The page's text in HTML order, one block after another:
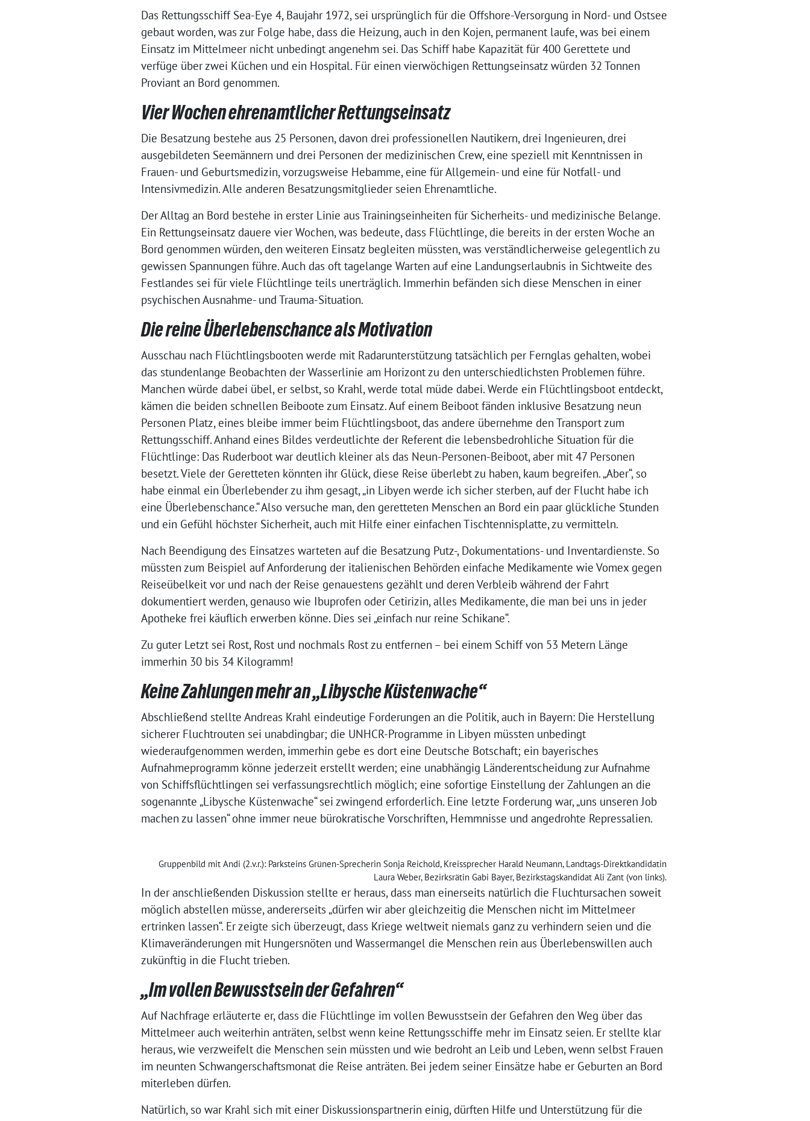
Das Rettungsschiff Sea-Eye 4, Baujahr 1972, sei ursprünglich für die Offshore-Versorgung in Nord- und Ostsee
gebaut worden, was zur Folge habe, dass die Heizung, auch in den Kojen, permanent laufe, was bei einem
Einsatz im Mittelmeer nicht unbedingt angenehm sei. Das Schiff habe Kapazität für 400 Gerettete und
verfüge über zwei Küchen und ein Hospital. Für einen vierwöchigen Rettungseinsatz würden 32 Tonnen
Proviant an Bord genommen.
Vier Wochen ehrenamtlicher Rettungseinsatz
Die Besatzung bestehe aus 25 Personen, davon drei professionellen Nautikern, drei Ingenieuren, drei
ausgebildeten Seemännern und drei Personen der medizinischen Crew, eine speziell mit Kenntnissen in
Frauen- und Geburtsmedizin, vorzugsweise Hebamme, eine für Allgemein- und eine für Notfall- und
Intensivmedizin. Alle anderen Besatzungsmitglieder seien Ehrenamtliche.
Der Alltag an Bord bestehe in erster Linie aus Trainingseinheiten für Sicherheits- und medizinische Belange.
Ein Rettungseinsatz dauere vier Wochen, was bedeute, dass Flüchtlinge, die bereits in der ersten Woche an
Bord genommen würden, den weiteren Einsatz begleiten müssten, was verständlicherweise gelegentlich zu
gewissen Spannungen führe. Auch das oft tagelange Warten auf eine Landungserlaubnis in Sichtweite des
Festlandes sei für viele Flüchtlinge teils unerträglich. Immerhin befänden sich diese Menschen in einer
psychischen Ausnahme- und Trauma-Situation.
Die reine Überlebenschance als Motivation
Ausschau nach Flüchtlingsbooten werde mit Radarunterstützung tatsächlich per Fernglas gehalten, wobei
das stundenlange Beobachten der Wasserlinie am Horizont zu den unterschiedlichsten Problemen führe.
Manchen würde dabei übel, er selbst, so Krahl, werde total müde dabei. Werde ein Flüchtlingsboot entdeckt,
kämen die beiden schnellen Beiboote zum Einsatz. Auf einem Beiboot fänden inklusive Besatzung neun
Personen Platz, eines bleibe immer beim Flüchtlingsboot, das andere übernehme den Transport zum
Rettungsschiff. Anhand eines Bildes verdeutlichte der Referent die lebensbedrohliche Situation für die
Flüchtlinge: Das Ruderboot war deutlich kleiner als das Neun-Personen-Beiboot, aber mit 47 Personen
besetzt. Viele der Geretteten könnten ihr Glück, diese Reise überlebt zu haben, kaum begreifen. „Aber“, so
habe einmal ein Überlebender zu ihm gesagt, „in Libyen werde ich sicher sterben, auf der Flucht habe ich
eine Überlebenschance.“ Also versuche man, den geretteten Menschen an Bord ein paar glückliche Stunden
und ein Gefühl höchster Sicherheit, auch mit Hilfe einer einfachen Tischtennisplatte, zu vermitteln.
Nach Beendigung des Einsatzes warteten auf die Besatzung Putz-, Dokumentations- und Inventardienste. So
müssten zum Beispiel auf Anforderung der italienischen Behörden einfache Medikamente wie Vomex gegen
Reiseübelkeit vor und nach der Reise genauestens gezählt und deren Verbleib während der Fahrt
dokumentiert werden, genauso wie Ibuprofen oder Cetirizin, alles Medikamente, die man bei uns in jeder
Apotheke frei käuflich erwerben könne. Dies sei „einfach nur reine Schikane“.
Zu guter Letzt sei Rost, Rost und nochmals Rost zu entfernen – bei einem Schiff von 53 Metern Länge
immerhin 30 bis 34 Kilogramm!
Keine Zahlungen mehr an „Libysche Küstenwache“
Abschließend stellte Andreas Krahl eindeutige Forderungen an die Politik, auch in Bayern: Die Herstellung
sicherer Fluchtrouten sei unabdingbar; die UNHCR-Programme in Libyen müssten unbedingt
wiederaufgenommen werden, immerhin gebe es dort eine Deutsche Botschaft; ein bayerisches
Aufnahmeprogramm könne jederzeit erstellt werden; eine unabhängig Länderentscheidung zur Aufnahme
von Schiffsflüchtlingen sei verfassungsrechtlich möglich; eine sofortige Einstellung der Zahlungen an die
sogenannte „Libysche Küstenwache“ sei zwingend erforderlich. Eine letzte Forderung war, „uns unseren Job
machen zu lassen“ ohne immer neue bürokratische Vorschriften, Hemmnisse und angedrohte Repressalien.
Gruppenbild mit Andi (2.v.r.): Parksteins Grünen-Sprecherin Sonja Reichold, Kreissprecher Harald Neumann, Landtags-Direktkandidatin
Laura Weber, Bezirksrätin Gabi Bayer, Bezirkstagskandidat Ali Zant (von links).
In der anschließenden Diskussion stellte er heraus, dass man einerseits natürlich die Fluchtursachen soweit
möglich abstellen müsse, andererseits „dürfen wir aber gleichzeitig die Menschen nicht im Mittelmeer
ertrinken lassen“. Er zeigte sich überzeugt, dass Kriege weltweit niemals ganz zu verhindern seien und die
Klimaveränderungen mit Hungersnöten und Wassermangel die Menschen rein aus Überlebenswillen auch
zukünftig in die Flucht trieben.
„Im vollen Bewusstsein der Gefahren“
Auf Nachfrage erläuterte er, dass die Flüchtlinge im vollen Bewusstsein der Gefahren den Weg über das
Mittelmeer auch weiterhin anträten, selbst wenn keine Rettungsschiffe mehr im Einsatz seien. Er stellte klar
heraus, wie verzweifelt die Menschen sein müssten und wie bedroht an Leib und Leben, wenn selbst Frauen
im neunten Schwangerschaftsmonat die Reise anträten. Bei jedem seiner Einsätze habe er Geburten an Bord
miterleben dürfen.
Natürlich, so war Krahl sich mit einer Diskussionspartnerin einig, dürften Hilfe und Unterstützung für die